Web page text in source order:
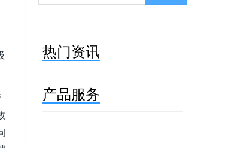
热门资讯
产品服务